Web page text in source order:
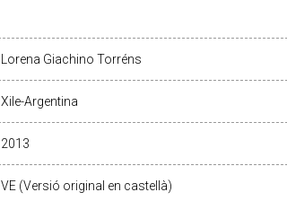
Lorena Giachino Torréns
Xile-Argentina
2013
VE (Versió original en castellà)